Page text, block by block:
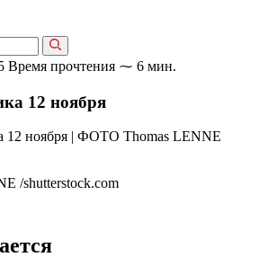
Время прочтения ⁓ 6 мин.
12 ноября
/shutterstock.com